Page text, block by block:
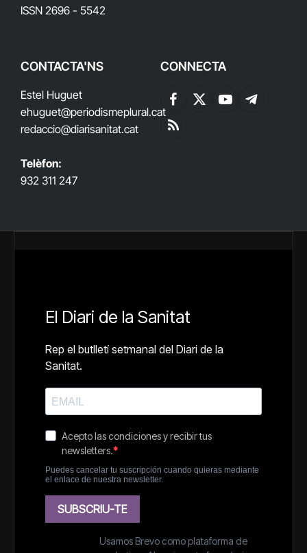
ISSN 2696 - 5542
CONTACTA'NS
Estel Huguet
ehuguet@periodismeplural.cat
redaccio@diarisanitat.cat
Telèfon:
932 311 247
CONNECTA
Facebook
X
YouTubeTelegram
RSS